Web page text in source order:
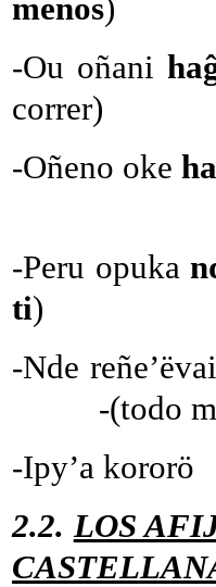
menos)
-Ou oñani
correr)
-Oñeno oke
-Peru opuka
ti
-Nde
-(todo
-Ipy’a
2.2.LOS